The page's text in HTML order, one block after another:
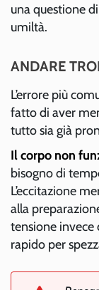
una questione
umiltà.
ANDARE
L’errore più
fatto di aver
tutto sia già
Il corpo non
bisogno di
L’eccitazione
alla
tensione invece
rapido per